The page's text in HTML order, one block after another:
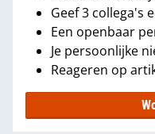
Geef 3 collega's
Een openbaar
Je persoonlijke
Reageren op